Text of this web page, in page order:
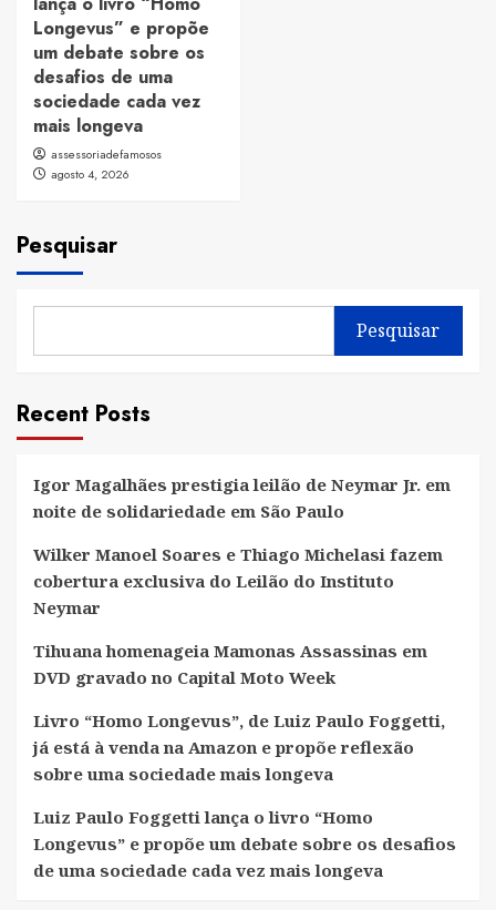
Longevus” e propõe
um debate sobre os
desafios de uma
sociedade cada vez
mais longeva
assessoriadefamosos
agosto 4, 2026
Pesquisar
Pesquisar
Recent Posts
Igor Magalhães prestigia leilão de Neymar Jr. em
noite de solidariedade em São Paulo
Wilker Manoel Soares e Thiago Michelasi fazem
cobertura exclusiva do Leilão do Instituto
Neymar
Tihuana homenageia Mamonas Assassinas em
DVD gravado no Capital Moto Week
Livro “Homo Longevus”, de Luiz Paulo Foggetti,
já está à venda na Amazon e propõe reflexão
sobre uma sociedade mais longeva
Luiz Paulo Foggetti lança o livro “Homo
Longevus” e propõe um debate sobre os desafios
de uma sociedade cada vez mais longeva